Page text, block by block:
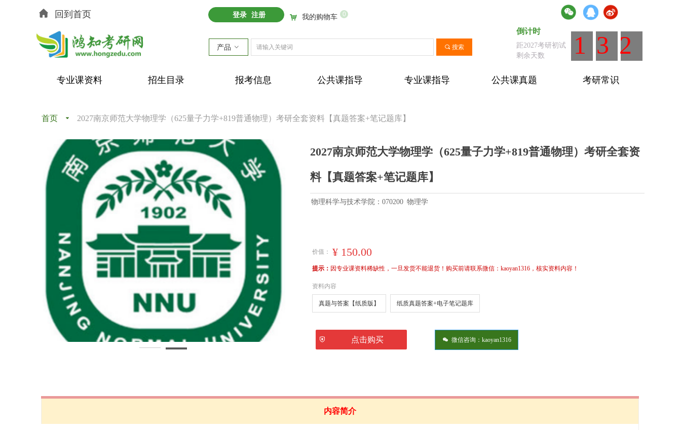
登录 注册
끠 搜索
产品 ꀁ
回到首页
倒计时：距离全国统考剩余天数
倒计时
距2027考研初试
剩余天数
132
专业课资料 招生目录 报考信息 公共课指导 专业课指导 公共课真题 考研常识
낙 我的购物车 0
首页 끙 2027南京师范大学物理学（625量子力学+819普通物理）考研全套资料【真题答案+笔记题库】
2027南京师范大学物理学（625量子力学+819普通物理）考研全套资
料【真题答案+笔记题库】
内容简介
价值： ¥ 150.00
ꅅ 点击购买
资料内容
真题与答案【纸质版】 纸质真题答案+电子笔记题库
物理科学与技术学院：070200 物理学
너 微信咨询：kaoyan1316
提示： 因专业课资料稀缺性，一旦发货不能退货！购买前请联系微信：kaoyan1316，核实资料内容！